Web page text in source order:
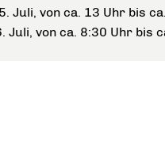
Juli, von ca. 13 Uhr bis
Juli, von ca. 8:30 Uhr bis